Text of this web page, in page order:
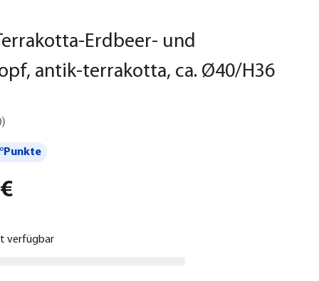
Erdbeer- und
antik-terrakotta, ca. Ø40/H36
)
verfügbar